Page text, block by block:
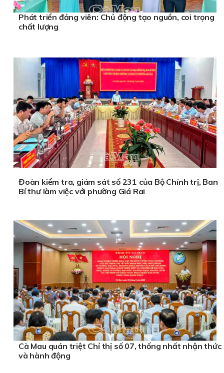
Phát triển đảng viên: Chủ động tạo nguồn, coi trọng
chất lượng
Đoàn kiểm tra, giám sát số 231 của Bộ Chính trị, Ban
Bí thư làm việc với phường Giá Rai
Cà Mau quán triệt Chỉ thị số 07, thống nhất nhận thức
và hành động